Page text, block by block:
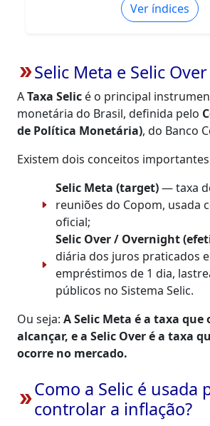
Ver índices
double_arrowSelic Meta e Selic Over
ATaxa Selic é o principal
monetária do Brasil, definida pelo
de Política Monetária), do Banco
Existem dois conceitos
Selic Meta (target)— taxa
reuniões do Copom, usada
oficial;
Selic Over / Overnight
diária dos juros praticados
empréstimos de 1 dia,
públicos no Sistema Selic.
Ou seja: A Selic Meta é a taxa que
alcançar, e a Selic Over é a taxa
ocorre no mercado.
double_arrowComo a Selic é usada
controlar a inflação?